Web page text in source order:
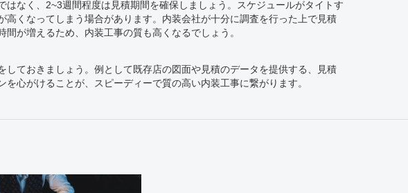
なく、2~3週間程度は見積期間を確保しましょう。スケジュールがタイトす
くなってしまう場合があります。内装会社が十分に調査を行った上で見積
が増えるため、内装工事の質も高くなるでしょう。
ておきましょう。例として既存店の図面や見積のデータを提供する、見積
心がけることが、スピーディーで質の高い内装工事に繋がります。